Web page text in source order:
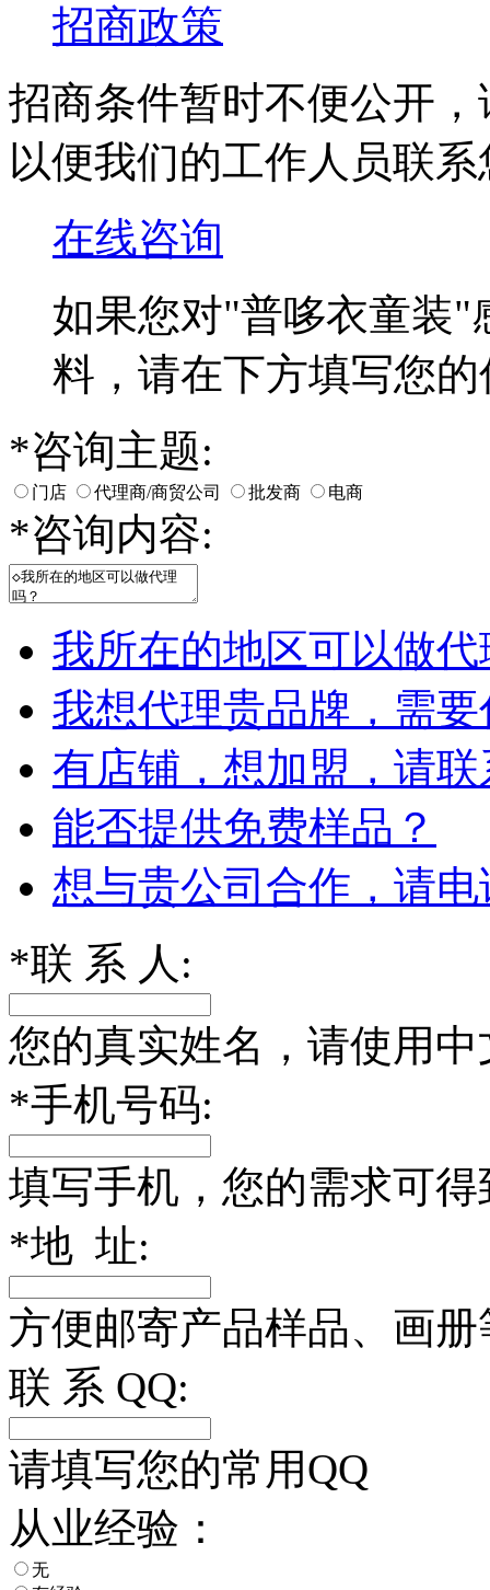
招商政策
招商条件暂时不便公开
以便我们的工作人员联
在线咨询
如果您对"普哆衣童装"
料，请在下方填写您
*咨询主题:
门店 代理商/商贸公司 批发商 电商
*咨询内容:
我所在的地区可以做
我想代理贵品牌，需
有店铺，想加盟，请
能否提供免费样品？
想与贵公司合作，请
*联 系 人:
您的真实姓名，请使用中
*手机号码:
填写手机，您的需求可
*地 址:
方便邮寄产品样品、画
联 系 QQ:
请填写您的常用QQ
从业经验：
无